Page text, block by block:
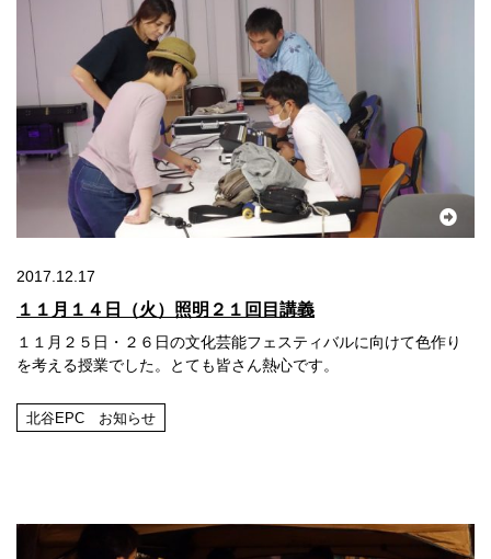
2017.12.17
１１月１４日（火）照明２１回目講義
１１月２５日・２６日の文化芸能フェスティバルに向けて色作り
を考える授業でした。とても皆さん熱心です。
北谷EPC お知らせ